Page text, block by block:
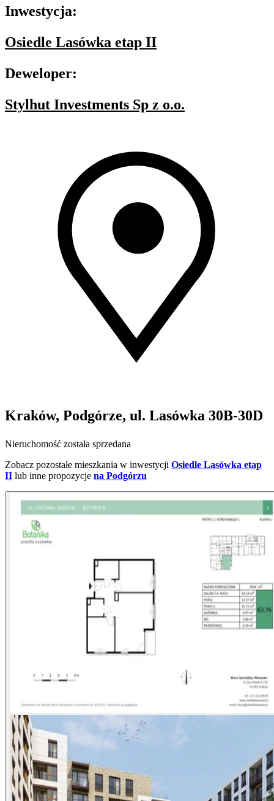
Inwestycja:
Osiedle Lasówka etap II
Deweloper:
Stylhut Investments Sp z o.o.
Kraków, Podgórze, ul. Lasówka 30B-30D
Nieruchomość została sprzedana
Zobacz pozostałe mieszkania w inwestycji Osiedle Lasówka etap
II lub inne propozycje na Podgórzu